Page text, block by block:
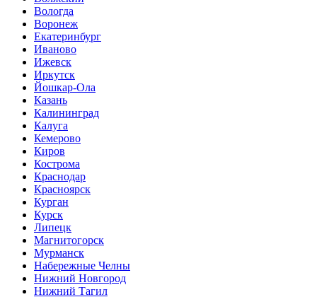
Вологда
Воронеж
Екатеринбург
Иваново
Ижевск
Иркутск
Йошкар-Ола
Казань
Калининград
Калуга
Кемерово
Киров
Кострома
Краснодар
Красноярск
Курган
Курск
Липецк
Магнитогорск
Мурманск
Набережные Челны
Нижний Новгород
Нижний Тагил